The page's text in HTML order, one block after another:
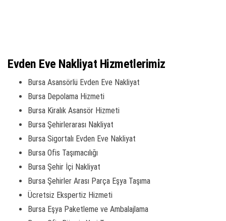
Evden Eve Nakliyat Hizmetlerimiz
Bursa Asansörlü Evden Eve Nakliyat
Bursa Depolama Hizmeti
Bursa Kiralık Asansör Hizmeti
Bursa Şehirlerarası Nakliyat
Bursa Sigortalı Evden Eve Nakliyat
Bursa Ofis Taşımacılığı
Bursa Şehir İçi Nakliyat
Bursa Şehirler Arası Parça Eşya Taşıma
Ücretsiz Ekspertiz Hizmeti
Bursa Eşya Paketleme ve Ambalajlama